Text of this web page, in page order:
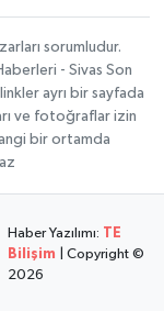
sorumludur.
- Sivas Son
ayrı bir sayfada
ve fotoğraflar izin
bir ortamda
Haber Yazılımı: TE
Bilişim | Copyright ©
2026